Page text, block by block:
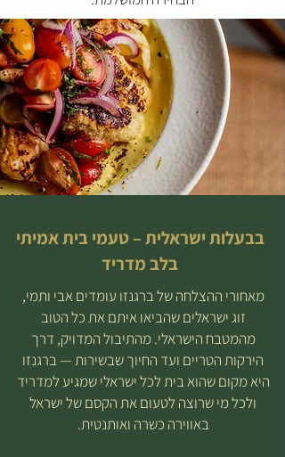
בבעלות ישראלית – טעמי בית אמיתי
בלב מדריד
מאחורי ההצלחה של ברגנזו עומדים אבי ותמי,
זוג ישראלים שהביאו איתם את כל הטוב
מהמטבח הישראלי. מהתיבול המדויק, דרך
הירקות הטריים ועד החיוך שבשירות — ברגנזו
היא מקום שהוא בית לכל ישראלי שמגיע למדריד
ולכל מי שרוצה לטעום את הקסם של ישראל
באווירה כשרה ואותנטית.